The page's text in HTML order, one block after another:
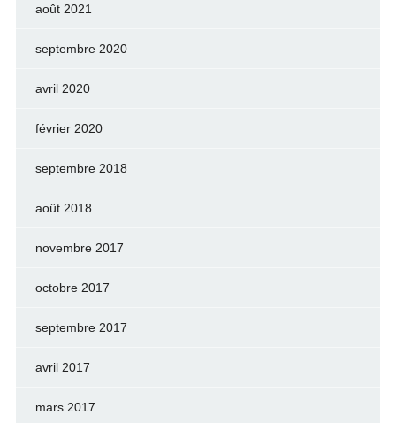
août 2021
septembre 2020
avril 2020
février 2020
septembre 2018
août 2018
novembre 2017
octobre 2017
septembre 2017
avril 2017
mars 2017